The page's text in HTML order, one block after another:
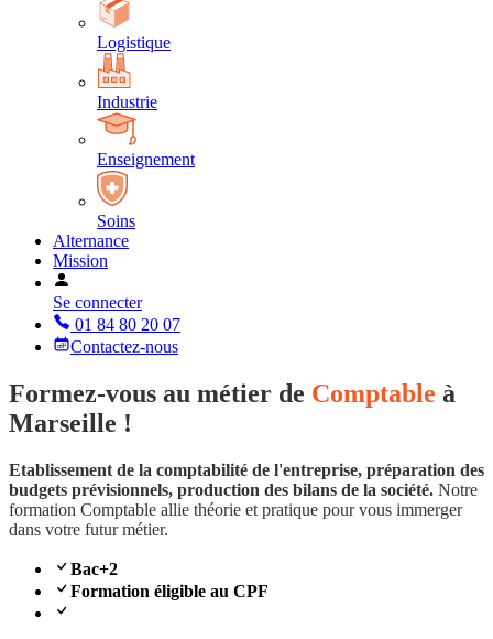
Logistique
Industrie
Enseignement
Soins
Alternance
Mission
Se connecter
01 84 80 20 07
Contactez-nous
Formez-vous au métier de Comptable à
Marseille !
Etablissement de la comptabilité de l'entreprise, préparation des
budgets prévisionnels, production des bilans de la société. Notre
formation Comptable allie théorie et pratique pour vous immerger
dans votre futur métier.
Bac+2
Formation éligible au CPF